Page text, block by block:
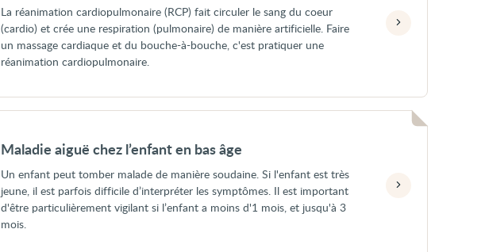
La réanimation cardiopulmonaire (RCP) fait circuler le sang du coeur
(cardio) et crée une respiration (pulmonaire) de manière artificielle. Faire
un massage cardiaque et du bouche-à-bouche, c'est pratiquer une
réanimation cardiopulmonaire.
Maladie aiguë chez l’enfant en bas âge
Un enfant peut tomber malade de manière soudaine. Si l'enfant est très
jeune, il est parfois difficile d’interpréter les symptômes. Il est important
d'être particulièrement vigilant si l’enfant a moins d'1 mois, et jusqu'à 3
mois.